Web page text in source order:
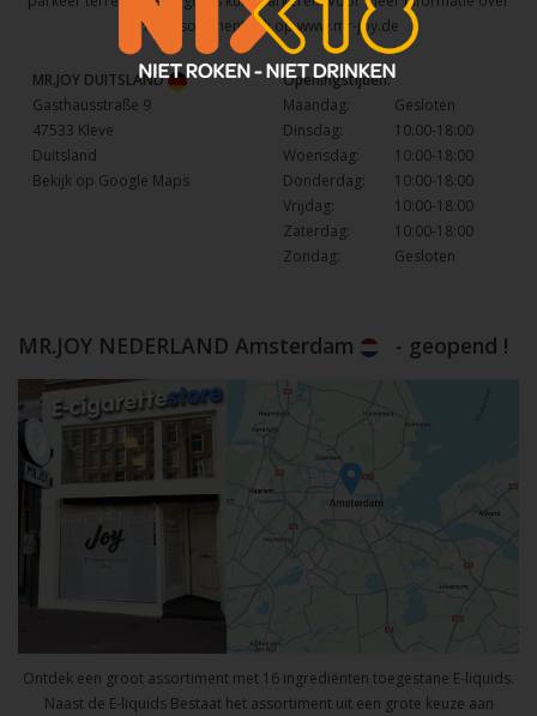
het assortiment kijk opwww.mr-joy.de
MR.JOY DUITSLAND
Gasthausstraße 9
47533 Kleve
Duitsland
Bekijk op Google Maps
Openingstijden:
Maandag:
Gesloten
Dinsdag:
10:00-18:00
Woensdag:
10:00-18:00
Donderdag:
10:00-18:00
Vrijdag:
10:00-18:00
Zaterdag:
10:00-18:00
Zondag:
Gesloten
MR.JOY NEDERLAND Amsterdam - geopend !
Ontdek een groot assortiment met 16 ingrediënten toegestane E-liquids.
Naast de E-liquids Bestaat het assortiment uit een grote keuze aan